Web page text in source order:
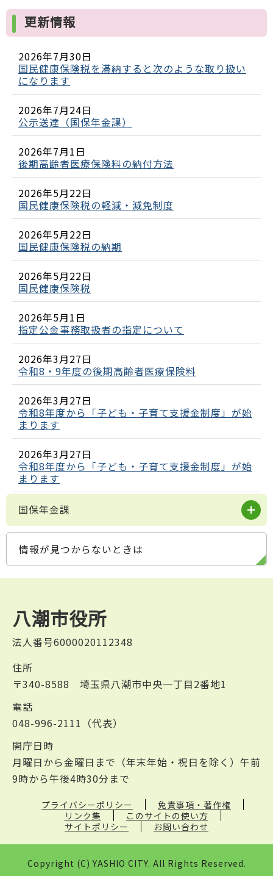
更新情報
2026年7月30日
国民健康保険税を滞納すると次のような取り扱い
になります
2026年7月24日
公示送達（国保年金課）
2026年7月1日
後期高齢者医療保険料の納付方法
2026年5月22日
国民健康保険税の軽減・減免制度
2026年5月22日
国民健康保険税の納期
2026年5月22日
国民健康保険税
2026年5月1日
指定公金事務取扱者の指定について
2026年3月27日
令和8・9年度の後期高齢者医療保険料
2026年3月27日
令和8年度から「子ども・子育て支援金制度」が始
まります
2026年3月27日
令和8年度から「子ども・子育て支援金制度」が始
まります
国保年金課
情報が見つからないときは
八潮市役所
法人番号6000020112348
住所
〒340-8588 埼玉県八潮市中央一丁目2番地1
電話
048-996-2111（代表）
開庁日時
月曜日から金曜日まで（年末年始・祝日を除く）午前
9時から午後4時30分まで
プライバシーポリシー
免責事項・著作権
リンク集
このサイトの使い方
サイトポリシー
お問い合わせ
Copyright (C) YASHIO CITY. All Rights Reserved.